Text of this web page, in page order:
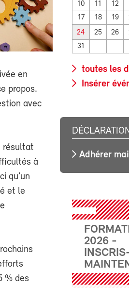
en
propos.
avec
résultat
à
qu’un
et le
% des
10
11 12
17
18 19
24 25 26
31
toutes les
Insérer
Adhérer
2026 -